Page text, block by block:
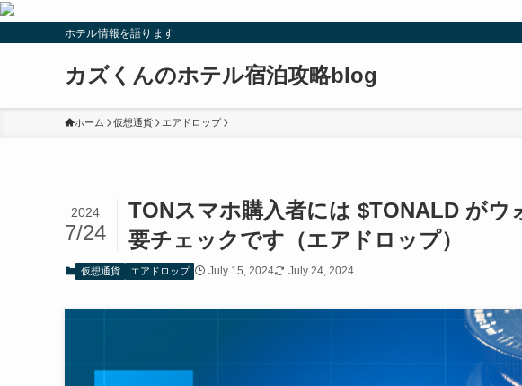
ホテル情報を語ります
カズくんのホテル宿泊攻略blog
ホーム 仮想通貨 エアドロップ
TONスマホ購入者には $TONALD が
要チェックです（エアドロップ）
2024
7/24
仮想通貨 エアドロップ July 15, 2024 July 24, 2024